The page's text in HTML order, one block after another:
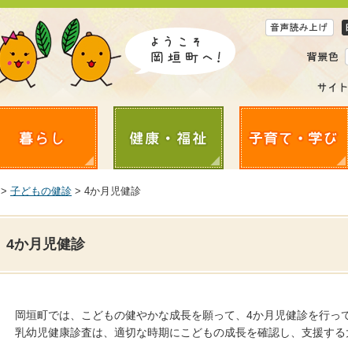
> 子どもの健診 > 4か月児健診
4か月児健診
岡垣町では、こどもの健やかな成長を願って、4か月児健診を行っ
乳幼児健康診査は、適切な時期にこどもの成長を確認し、支援する